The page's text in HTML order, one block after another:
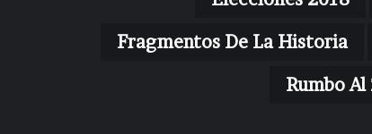
Fragmentos De La Historia
Rumbo Al